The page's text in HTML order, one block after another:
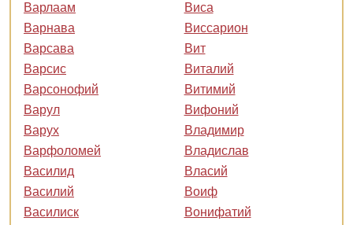
Варлаам
Варнава
Варсава
Варсис
Варсонофий
Варул
Варух
Варфоломей
Василид
Василий
Василиск
Виса
Виссарион
Вит
Виталий
Витимий
Вифоний
Владимир
Владислав
Власий
Воиф
Вонифатий